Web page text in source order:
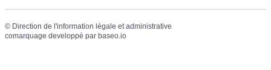
© Direction de l'information légale et administrative
comarquage developpé par baseo.io